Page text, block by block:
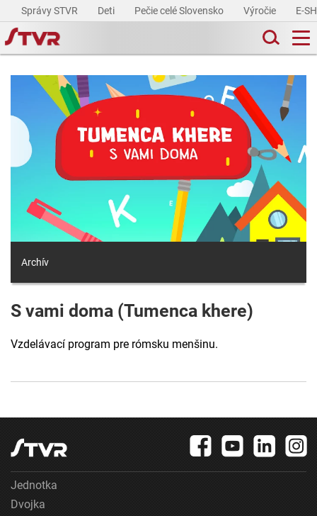
Správy STVR Deti Pečie celé Slovensko Výročie E-
Archív
S vami doma (Tumenca khere)
Vzdelávací program pre rómsku menšinu.
Jednotka
Dvojka